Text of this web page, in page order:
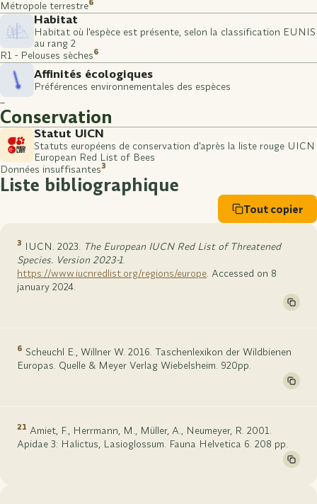
Métropole terrestre
Habitat
Habitat où l'espèce est présente, selon la classification EUNIS
au rang 2
R1 - Pelouses sèches6
Affinités écologiques
Préférences environnementales des espèces
–
Conservation
Statut UICN
Statuts européens de conservation d'après la liste rouge UICN
European Red List of Bees
Données insuffisantes3
Liste bibliographique
Tout copier
3 IUCN. 2023. The European IUCN Red List of Threatened
Species. Version 2023-1.
https://www.iucnredlist.org/regions/europe. Accessed on 8
january 2024.
6 Scheuchl E., Willner W. 2016. Taschenlexikon der Wildbienen
Europas. Quelle & Meyer Verlag Wiebelsheim. 920pp.
21 Amiet, F., Herrmann, M., Müller, A., Neumeyer, R. 2001.
Apidae 3: Halictus, Lasioglossum. Fauna Helvetica 6. 208 pp.